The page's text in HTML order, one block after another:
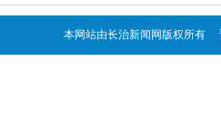
本网站由长治新闻网版权所有